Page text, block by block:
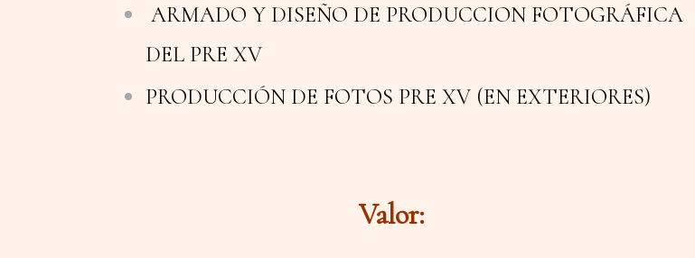
ARMADO Y DISEÑO DE PRODUCCION FOTOGRÁFICA
DEL PRE XV
PRODUCCIÓN DE FOTOS PRE XV (EN EXTERIORES)
Valor: